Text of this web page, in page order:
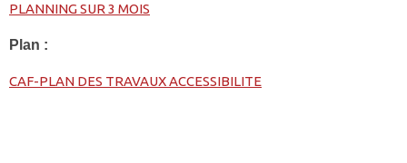
PLANNING SUR 3 MOIS
Plan :
CAF-PLAN DES TRAVAUX ACCESSIBILITE